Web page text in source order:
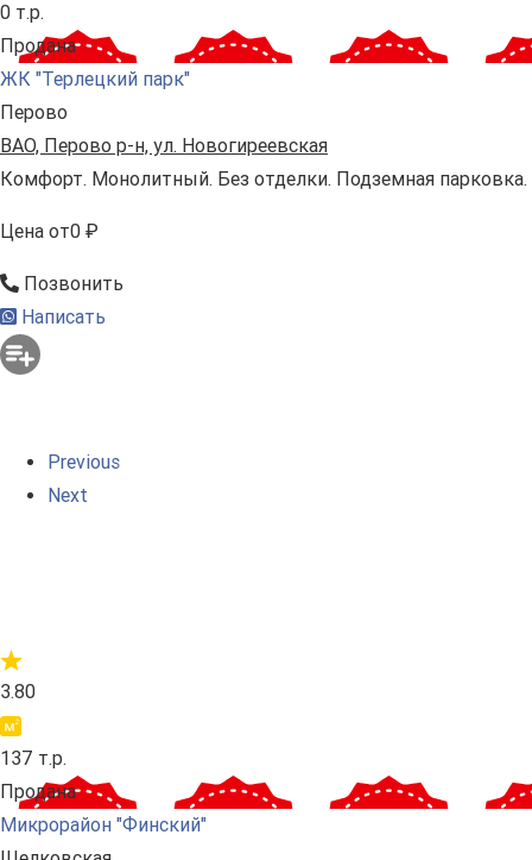
0 т.р.
Продана
ЖК "Терлецкий парк"
Перово
ВАО, Перово р-н, ул. Новогиреевская
Комфорт. Монолитный. Без отделки. Подземная парковка.
Цена от0 ₽
Позвонить
Написать
Previous
Next
3.80
137 т.р.
Продана
Микрорайон "Финский"